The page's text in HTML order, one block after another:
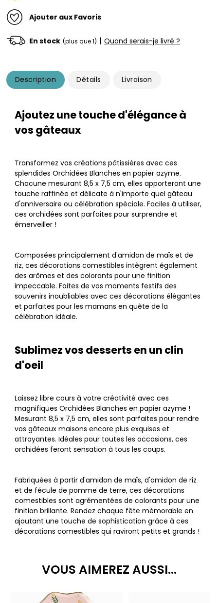
Ajouter aux Favoris
En stock (plus que 1) | Quand serais-je livré ?
Description Détails Livraison
Ajoutez une touche d'élégance à
vos gâteaux
Transformez vos créations pâtissières avec ces
splendides Orchidées Blanches en papier azyme.
Chacune mesurant 8,5 x 7,5 cm, elles apporteront une
touche raffinée et délicate à n'importe quel gâteau
d'anniversaire ou célébration spéciale. Faciles à utiliser,
ces orchidées sont parfaites pour surprendre et
émerveiller !
Composées principalement d'amidon de maïs et de
riz, ces décorations comestibles intègrent également
des arômes et des colorants pour une finition
impeccable. Faites de vos moments festifs des
souvenirs inoubliables avec ces décorations élégantes
et parfaites pour les mamans en quête de la
célébration idéale.
Sublimez vos desserts en un clin
d'oeil
Laissez libre cours à votre créativité avec ces
magnifiques Orchidées Blanches en papier azyme !
Mesurant 8,5 x 7,5 cm, elles sont parfaites pour rendre
vos gâteaux maisons encore plus exquises et
attrayantes. Idéales pour toutes les occasions, ces
orchidées feront sensation à tous les coups.
Fabriquées à partir d'amidon de maïs, d'amidon de riz
et de fécule de pomme de terre, ces décorations
comestibles sont agrémentées de colorants pour une
finition brillante. Rendez chaque fête mémorable en
ajoutant une touche de sophistication grâce à ces
décorations comestibles qui raviront petits et grands !
VOUS AIMEREZ AUSSI...